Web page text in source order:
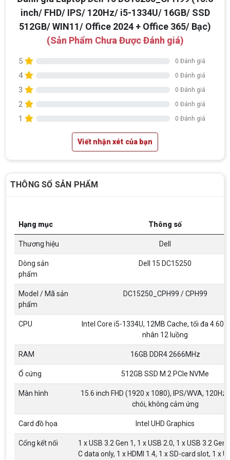
inch/ FHD/ IPS/ 120Hz/ i5-1334U/ 16GB/ SSD
512GB/ WIN11/ Office 2024 + Office 365/ Bạc)
(Sản Phẩm Chưa Được Đánh giá)
5 0 Đánh giá
4 0 Đánh giá
3 0 Đánh giá
2 0 Đánh giá
1 0 Đánh giá
Viết nhận xét của bạn
THÔNG SỐ SẢN PHẨM
Hạng mục Thông số
Thương hiệu Dell
Dòng sản
phẩm
Dell 15 DC15250
Model / Mã sản
phẩm
DC15250_CPH99 / CPH99
CPU
Intel Core i5-1334U, 12MB Cache, tối đa
nhân 12 luồng
RAM 16GB DDR4 2666MHz
Ổ cứng 512GB SSD M.2 PCIe NVMe
Màn hình
15.6 inch FHD (1920 x 1080), IPS/WVA,
chói, không cảm ứng
Card đồ họa Intel UHD Graphics
Cổng kết nối
1 x USB 3.2 Gen 1, 1 x USB 2.0, 1 x USB 3.2 Gen
C data only, 1 x HDMI 1.4, 1 x SD-card slot, 1 x
Top 18 tựa game PC huyền thoại gắn liền
với tuổi thơ của game thủ Việt vào những
thơ của game thủ Việt vào những năm 2000
Hãng ASRock Công Bố 2 dòng Card Đồ
Họa AMD Radeon™ RX 6600 XT
ASRock Công Bố Series Cạc Đồ Họa AMD